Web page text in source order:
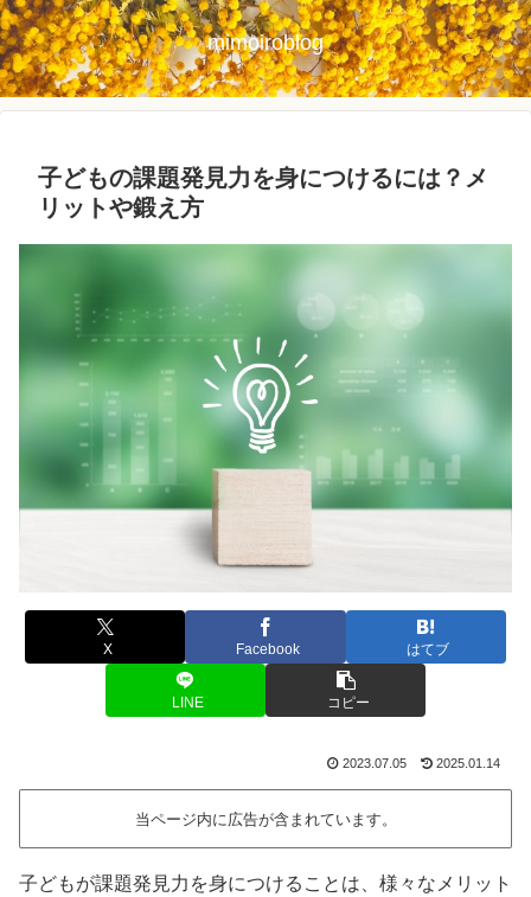
mimoiroblog
子どもの課題発見力を身につけるには？メ
リットや鍛え方
X Facebook はてブ
LINE コピー
2023.07.05 2025.01.14
当ページ内に広告が含まれています。
子どもが課題発見力を身につけることは、様々なメリット